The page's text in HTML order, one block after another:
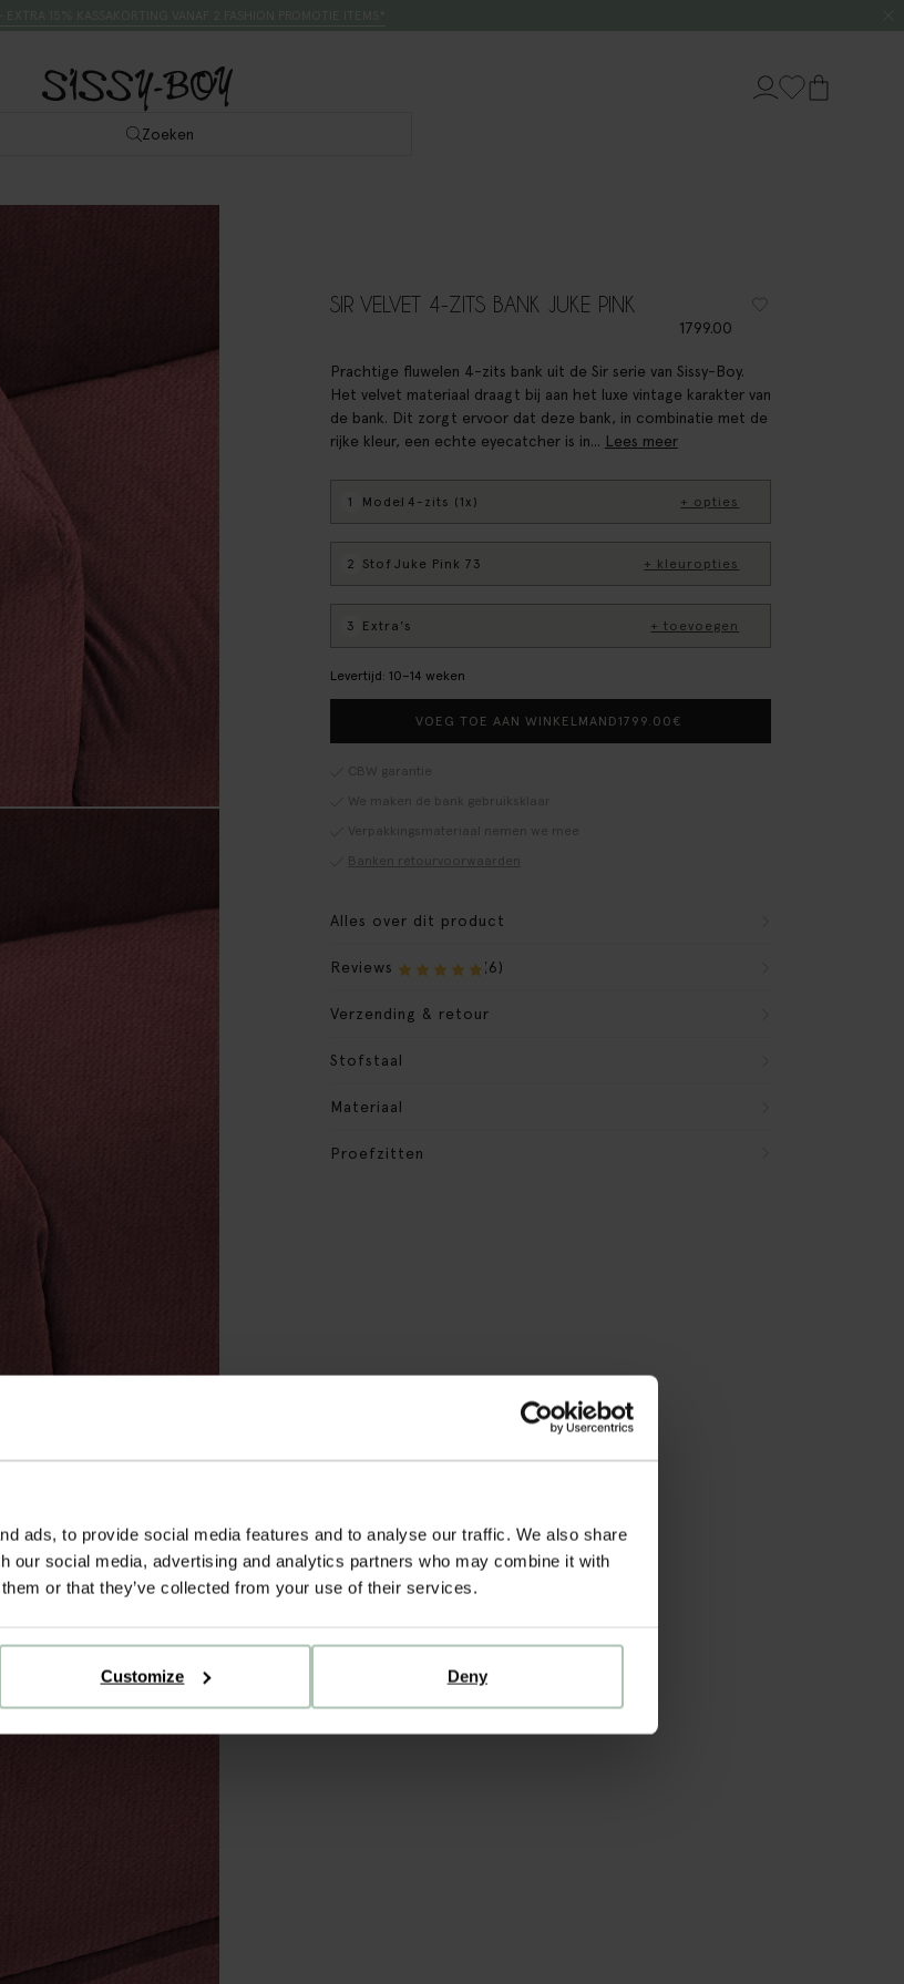
ads, to provide social media features and to analyse our traffic. We also share
our social media, advertising and analytics partners who may combine it with
or that they’ve collected from your use of their services.
Deny
Customize
Zoeken
SIR VELVET 4-ZITS BANK JUKE PINK
1799.00
Prachtige fluwelen 4-zits bank uit de Sir serie van Sissy-Boy.
Het velvet materiaal draagt bij aan het luxe vintage karakter van
de bank. Dit zorgt ervoor dat deze bank, in combinatie met de
rijke kleur, een echte eyecatcher is in... Lees meer
1 Model
: 4-zits (1x) + opties
2 Stof: Juke Pink 73 + kleuropties
3 Extra's + toevoegen
Levertijd: 10–14 weken
VOEG TOE AAN WINKELMAND1799.00 €
CBW garantie
We maken de bank gebruiksklaar
Verpakkingsmateriaal nemen we mee
Banken retourvoorwaarden
Alles over dit product
Reviews (6)
Verzending & retour
Stofstaal
Materiaal
Proefzitten